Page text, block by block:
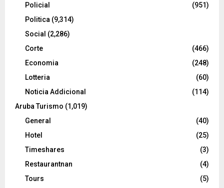
Policial
(951)
Politica (9,314)
Social (2,286)
Corte
(466)
Economia
(248)
Lotteria
(60)
Noticia Addicional
(114)
Aruba Turismo (1,019)
General
(40)
Hotel
(25)
Timeshares
(3)
Restaurantnan
(4)
Tours
(5)